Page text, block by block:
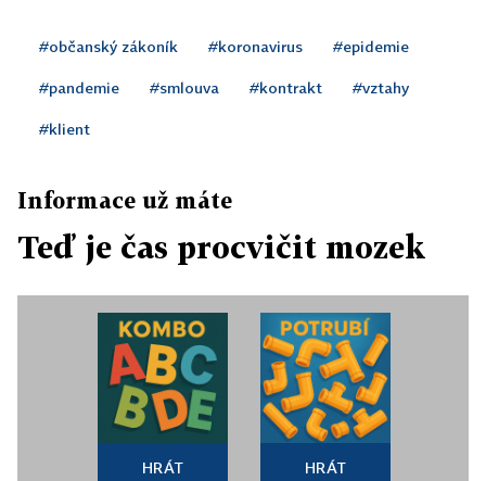
#občanský zákoník #koronavirus #epidemie
#pandemie #smlouva #kontrakt #vztahy
#klient
Informace už máte
Teď je čas procvičit mozek
HRÁT HRÁT